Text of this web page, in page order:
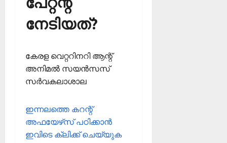
നേടിയത്?
കേരള വെറ്ററിനറി ആന്റ്
അനിമല്‍ സയന്‍സസ്
സര്‍വകലാശാല
ഇന്നലത്തെ കറന്റ്
അഫയേഴ്‌സ് പഠിക്കാന്‍
ഇവിടെ ക്ലിക്ക് ചെയ്യുക